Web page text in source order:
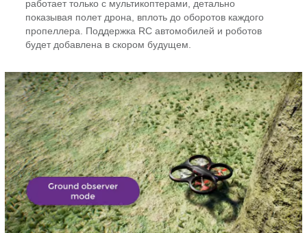
работает только с мультикоптерами, детально
показывая полет дрона, вплоть до оборотов каждого
пропеллера. Поддержка RC автомобилей и роботов
будет добавлена в скором будущем.